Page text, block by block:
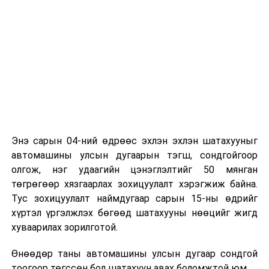
Энэ сарын 04-ний өдрөөс эхлэн эхлэн шатахууныг
автомашины улсын дугаарын тэгш, сондгойгоор
олгож, нэг удаагийн цэнэглэлтийг 50 мянган
төгрөгөөр хязгаарлах зохицуулалт хэрэгжиж байна.
Тус зохицуулалт наймдугаар сарын 15-ны өдрийг
хүртэл үргэлжлэх бөгөөд шатахууны нөөцийг жигд
хуваарилах зорилготой.
Өнөөдөр таны автомашины улсын дугаар сондгой